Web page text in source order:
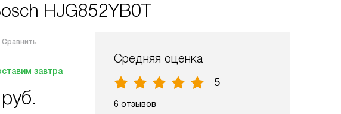
HJG852YB0T
Сравнить
завтра
руб.
Средняя оценка
5
6 отзывов